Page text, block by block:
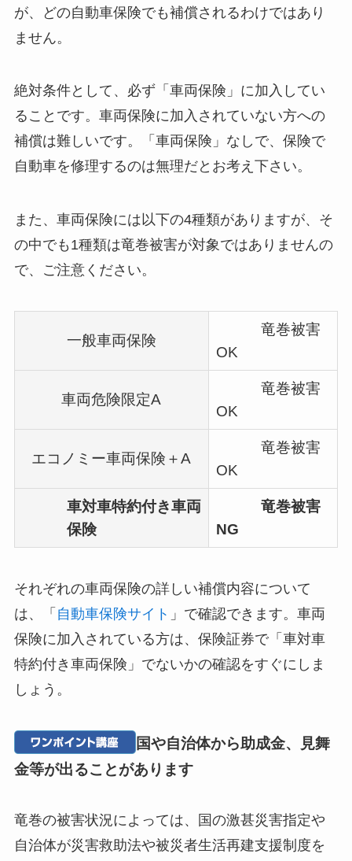
が、どの自動車保険でも補償されるわけではあり
ません。
絶対条件として、必ず「車両保険」に加入してい
ることです。車両保険に加入されていない方への
補償は難しいです。「車両保険」なしで、保険で
自動車を修理するのは無理だとお考え下さい。
また、車両保険には以下の4種類がありますが、そ
の中でも1種類は竜巻被害が対象ではありませんの
で、ご注意ください。
一般車両保険
竜巻被害
OK
車両危険限定A
竜巻被害
OK
エコノミー車両保険＋A
竜巻被害
OK
車対車特約付き車両
保険
竜巻被害
NG
それぞれの車両保険の詳しい補償内容について
は、「 自動車保険サイト 」で確認できます。車両
保険に加入されている方は、保険証券で「車対車
特約付き車両保険」でないかの確認をすぐにしま
しょう。
国や自治体から助成金、見舞
金等が出ることがあります
竜巻の被害状況によっては、国の激甚災害指定や
自治体が災害救助法や被災者生活再建支援制度を